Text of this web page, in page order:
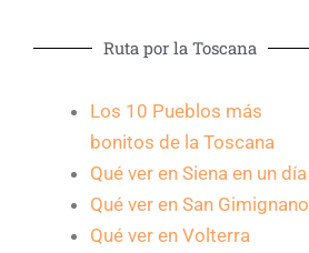
Ruta por la Toscana
Los 10 Pueblos más
bonitos de la Toscana
Qué ver en Siena en un día
Qué ver en San Gimignano
Qué ver en Volterra